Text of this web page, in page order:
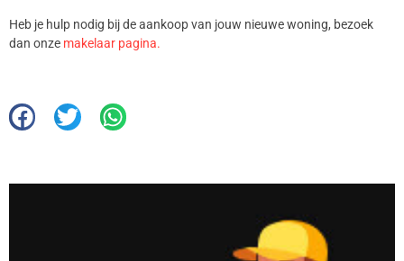
Heb je hulp nodig bij de aankoop van jouw nieuwe woning, bezoek
dan onze makelaar pagina.